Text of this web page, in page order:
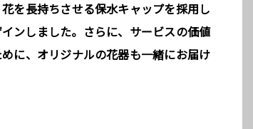
を長持ちさせる保水キャップを採用し
ンしました。さらに、サービスの価値
に、オリジナルの花器も一緒にお届け